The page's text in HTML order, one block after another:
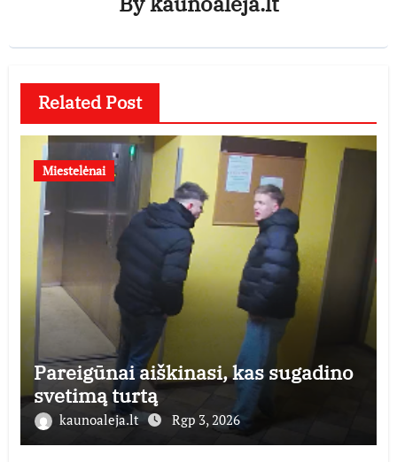
Related Post
Miestelėnai
Pareigūnai aiškinasi, kas sugadino
svetimą turtą
kaunoaleja.lt Rgp 3, 2026